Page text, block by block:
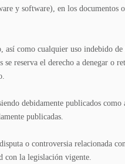
y software), en los documentos
así como cualquier uso indebido de
reserva el derecho a denegar o
debidamente publicados como
publicadas.
o controversia relacionada
con la legislación vigente.